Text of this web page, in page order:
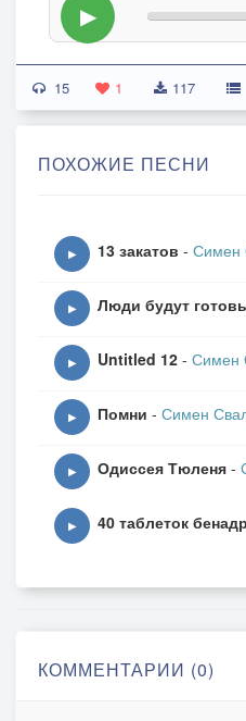
▶
15 1 117
ПОХОЖИЕ ПЕСНИ
▶ 13 закатов - Симен
▶ Люди будут
▶ Untitled 12 - Симен
▶ Помни - Симен
▶ Одиссея Тюленя -
▶ 40 таблеток
КОММЕНТАРИИ (0)